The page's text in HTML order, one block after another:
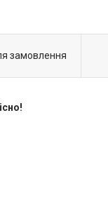
замовлення